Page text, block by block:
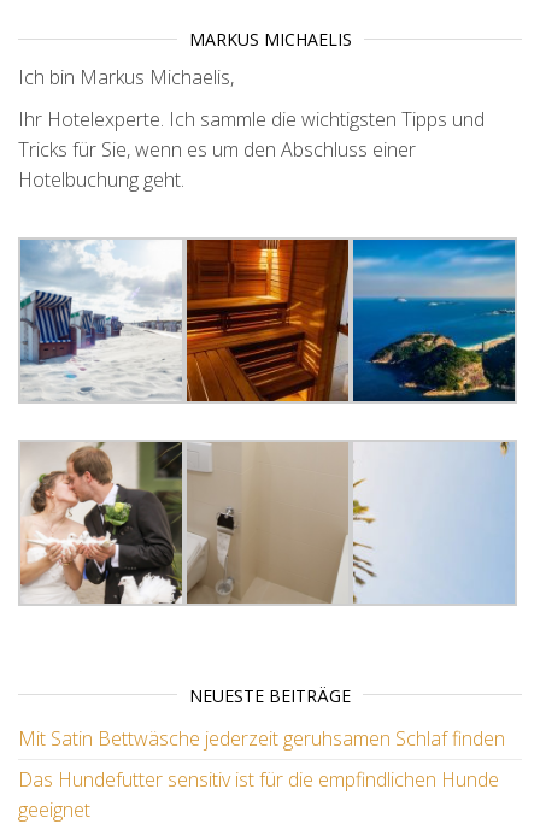
MARKUS MICHAELIS
Ich bin Markus Michaelis,
Ihr Hotelexperte. Ich sammle die wichtigsten Tipps und
Tricks für Sie, wenn es um den Abschluss einer
Hotelbuchung geht.
NEUESTE BEITRÄGE
Mit Satin Bettwäsche jederzeit geruhsamen Schlaf finden
Das Hundefutter sensitiv ist für die empfindlichen Hunde
geeignet